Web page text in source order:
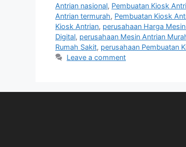
Antrian nasional, Pembuatan Kiosk
Antrian termurah, Pembuatan Kiosk
Kiosk Antrian, perusahaan Harga
Digital, perusahaan Mesin Antrian
Rumah Sakit, perusahaan Pembuatan
Leave a comment